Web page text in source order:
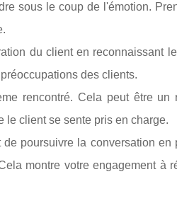
sous le coup de l'émotion.
du client en reconnaissant
des clients.
rencontré. Cela peut être un
le client se sente pris en charge.
poursuivre la conversation en
montre votre engagement à